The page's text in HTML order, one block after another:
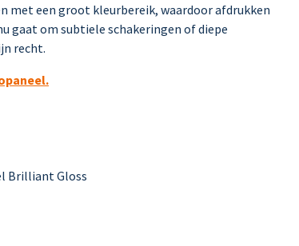
met een groot kleurbereik, waardoor afdrukken
gaat om subtiele schakeringen of diepe
recht.